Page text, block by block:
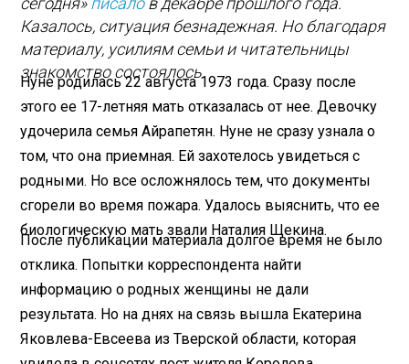
Казалось, ситуация безнадежная. Но благодаря
материалу, усилиям семьи и читательницы
знакомство состоялось.
Нуне родилась 22 августа 1973 года. Сразу после
этого ее 17-летняя мать отказалась от нее. Девочку
удочерила семья Айрапетян. Нуне не сразу узнала о
том, что она приемная. Ей захотелось увидеться с
родными. Но все осложнялось тем, что документы
сгорели во время пожара. Удалось выяснить, что ее
биологическую мать звали Наталия Щекина.
После публикации материала долгое время не было
отклика. Попытки корреспондента найти
информацию о родных женщины не дали
результата. Но на днях на связь вышла Екатерина
Яковлева-Евсеева из Тверской области, которая